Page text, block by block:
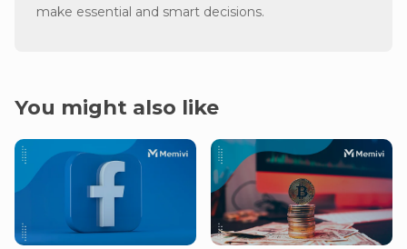
make essential and smart decisions.
You might also like